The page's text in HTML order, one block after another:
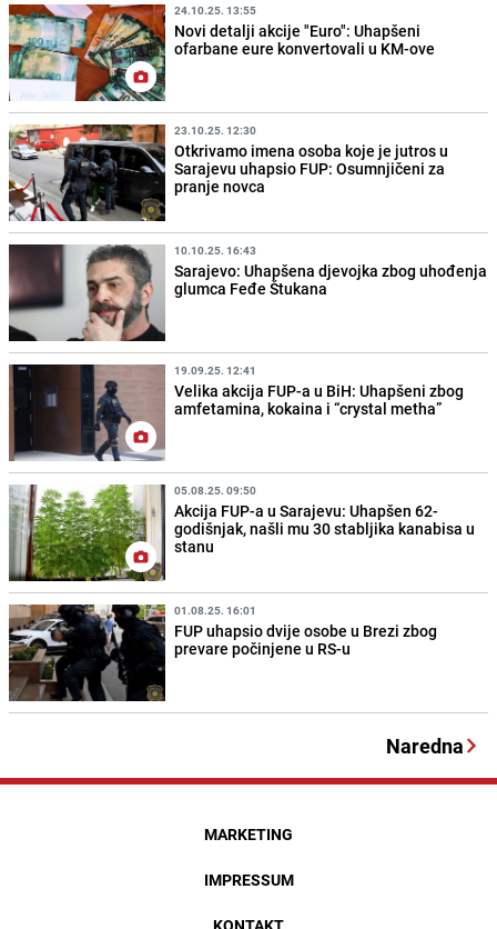
24.10.25. 13:55
Novi detalji akcije "Euro": Uhapšeni
ofarbane eure konvertovali u KM-ove
23.10.25. 12:30
Otkrivamo imena osoba koje je jutros u
Sarajevu uhapsio FUP: Osumnjičeni za
pranje novca
10.10.25. 16:43
Sarajevo: Uhapšena djevojka zbog uhođenja
glumca Feđe Štukana
19.09.25. 12:41
Velika akcija FUP-a u BiH: Uhapšeni zbog
amfetamina, kokaina i “crystal metha”
05.08.25. 09:50
Akcija FUP-a u Sarajevu: Uhapšen 62-
godišnjak, našli mu 30 stabljika kanabisa u
stanu
01.08.25. 16:01
FUP uhapsio dvije osobe u Brezi zbog
prevare počinjene u RS-u
Naredna
MARKETING
IMPRESSUM